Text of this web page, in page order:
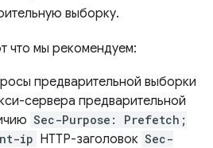
выборку.
что мы рекомендуем:
предварительной выборки
сервера предварительной
Sec-Purpose: Prefetch;
ip HTTP-заголовок Sec-